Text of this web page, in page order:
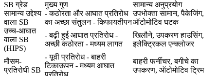
SB ग्रेड मुख्य गुण
सामान्य अनुप्रयोग
सामान्य उद्देश्य
वाला SB
- कठोरता और आघात प्रतिरोध
का अच्छा संतुलन - किफायतीपन
उपभोक्ता सामान, पैकेजिंग,
ऑटोमोटिव घटक
उच्च-आघात
वाला SB
(HIPS)
- बढ़ी हुई आघात प्रतिरोध -
अच्छी कठोरता - मध्यम लागत
खिलौने, उपकरण हाउसिंग,
इलेक्ट्रिकल एन्क्लोजर
मौसम-
प्रतिरोधी SB
- यूवी प्रतिरोध - बाहरी
टिकाऊपन - मध्यम आघात
बाहरी फर्नीचर, बगीचे का
उपकरण, ऑटोमोटिव ट्रिम